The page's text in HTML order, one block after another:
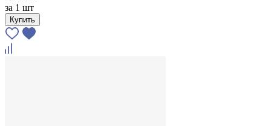
за 1 шт
Купить